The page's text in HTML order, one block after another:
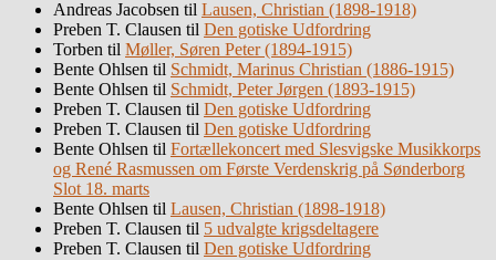
Andreas Jacobsen til Lausen, Christian (1898-1918)
Preben T. Clausen til Den gotiske Udfordring
Torben til Møller, Søren Peter (1894-1915)
Bente Ohlsen til Schmidt, Marinus Christian (1886-1915)
Bente Ohlsen til Schmidt, Peter Jørgen (1893-1915)
Preben T. Clausen til Den gotiske Udfordring
Preben T. Clausen til Den gotiske Udfordring
Bente Ohlsen til Fortællekoncert med Slesvigske Musikkorps
og René Rasmussen om Første Verdenskrig på Sønderborg
Slot 18. marts
Bente Ohlsen til Lausen, Christian (1898-1918)
Preben T. Clausen til 5 udvalgte krigsdeltagere
Preben T. Clausen til Den gotiske Udfordring